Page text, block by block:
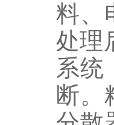
料、
处理
系统
断。